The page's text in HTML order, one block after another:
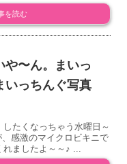
を読む
や〜ん。まいっ
いっちんぐ写真
たくなっちゃう水曜日～
感激のマイクロビキニで
れましたよ～～♪ ...